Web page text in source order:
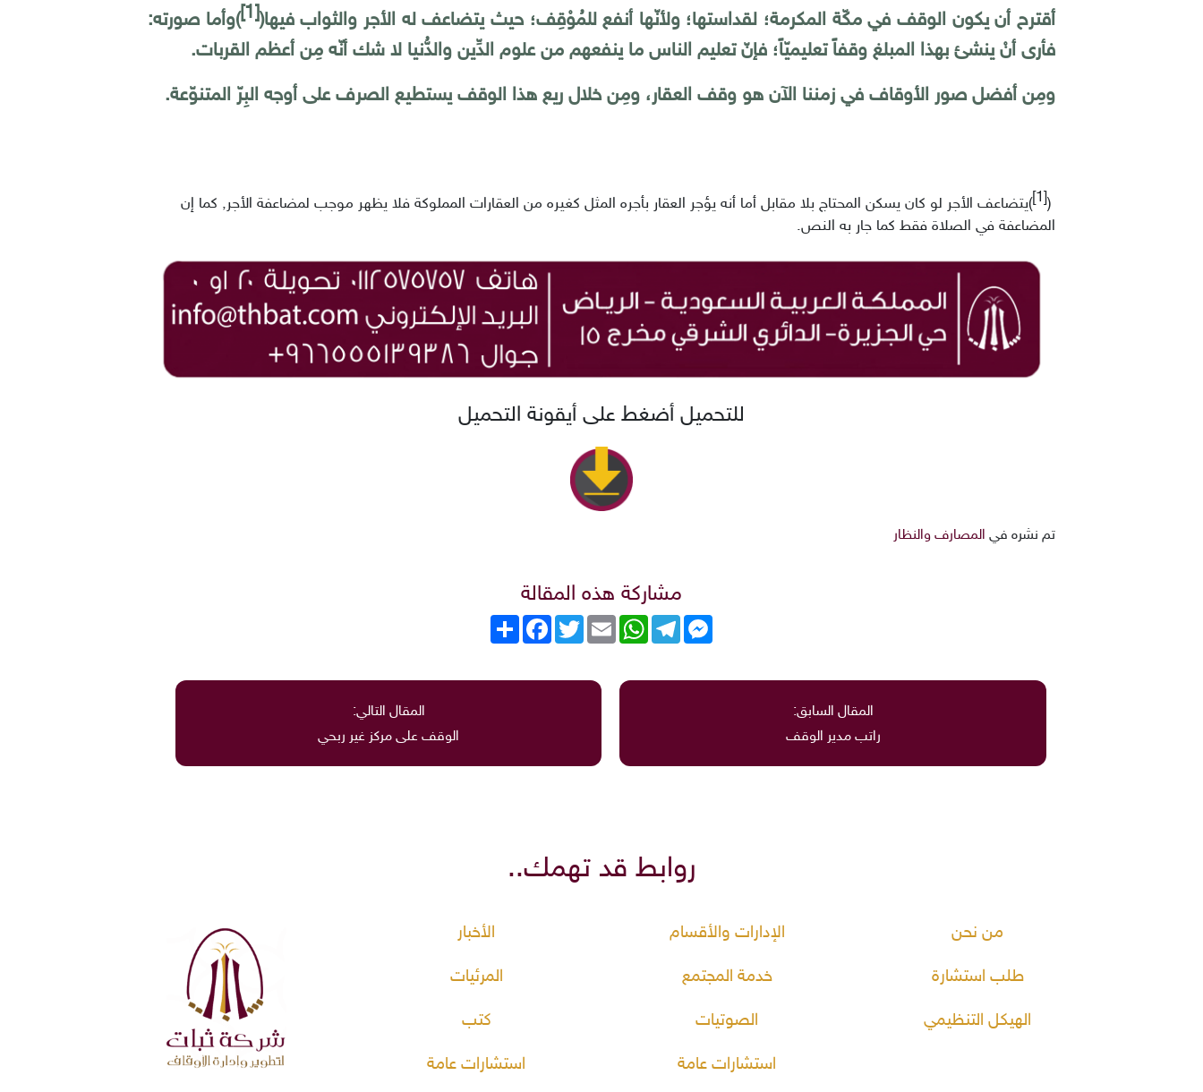
أقترح أن يكون الوقف في مكّة المكرمة؛ لقداستها؛ ولأنّها أنفع للمُوْقِف؛ حيث يتضاعف له الأجر والثواب فيها(
[1]
)وأما صورته:
فأرى أنْ ينشئ بهذا المبلغ وقفاً تعليميّاً؛ فإنّ تعليم الناس ما ينفعهم من علوم الدِّين والدُّنيا لا شك أنّه مِن أعظم القربات.
ومِن أفضل صور الأوقاف في زمننا الآن هو وقف العقار، ومِن خلال ريع هذا الوقف يستطيع الصرف على أوجه البِرّ المتنوّعة.
([1])
يتضاعف الأجر لو كان يسكن المحتاج بلا مقابل أما أنه يؤجر العقار بأجره المثل كغيره من العقارات المملوكة فلا يظهر موجب لمضاعفة الأجر, كما إن
المضاعفة في الصلاة فقط كما جار به النص.
للتحميل أضغط على أيقونة التحميل
تم نشره في المصارف والنظار
مشاركة هذه المقالة
انشر
FacebookTwitterEmail
WhatsAppTelegram
Messenger
المقال السابق:
راتب مدير الوقف
المقال التالي:
الوقف على مركز غير ربحي
روابط قد تهمك..
من نحن
طلب استشارة
الهيكل التنظيمي
الإدارات والأقسام
خدمة المجتمع
الصوتيات
استشارات عامة
الأخبار
المرئيات
كتب
استشارات عامة